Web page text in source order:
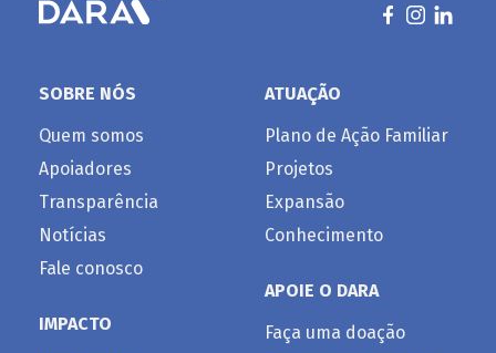
SOBRE NÓS
Quem somos
Apoiadores
Transparência
Notícias
Fale conosco
IMPACTO
ATUAÇÃO
Plano de Ação Familiar
Projetos
Expansão
Conhecimento
APOIE O DARA
Faça uma doação